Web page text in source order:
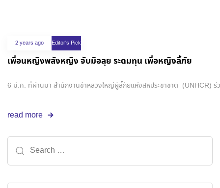
2 years ago Editor's Pick
เพื่อนหญิงพลังหญิง จับมือลุย ระดมทุน เพื่อหญิงลี้ภัย
6 มี.ค. ที่ผ่านมา สำนักงานข้าหลวงใหญ่ผู้ลี้ภัยแห่งสหประชาชาติ (UNHCR)
read more